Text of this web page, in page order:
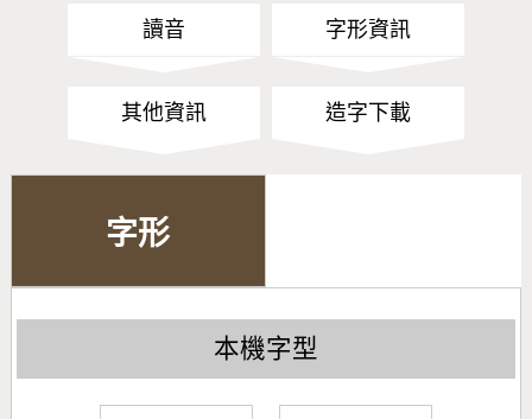
讀音 字形資訊
其他資訊 造字下載
字形
本機字型